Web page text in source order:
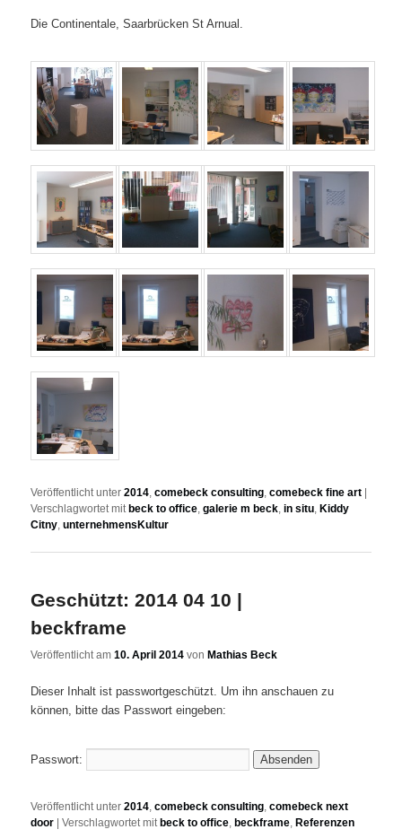
Die Continentale, Saarbrücken St Arnual.
Veröffentlicht unter 2014,comebeck consulting,comebeck fine art
Verschlagwortet mit beck to office,galerie m beck,in situ, Kiddy
Citny,unternehmensKultur
Geschützt: 2014 04 10 |
beckframe
Veröffentlicht am10. April 2014 vonMathias Beck
Dieser Inhalt ist passwortgeschützt. Um ihn anschauen zu
können, bitte das Passwort eingeben:
Passwort:
Veröffentlicht unter 2014,comebeck consulting,comebeck next
door
|Verschlagwortet mit beck to office, beckframe, Referenzen